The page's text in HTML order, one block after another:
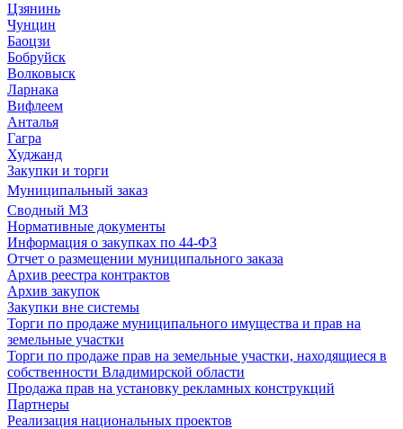
Цзянинь
Чунцин
Баоцзи
Бобруйск
Волковыск
Ларнака
Вифлеем
Анталья
Гагра
Худжанд
Закупки и торги
Муниципальный заказ
Сводный МЗ
Нормативные документы
Информация о закупках по 44-ФЗ
Отчет о размещении муниципального заказа
Архив реестра контрактов
Архив закупок
Закупки вне системы
Торги по продаже муниципального имущества и прав на
земельные участки
Торги по продаже прав на земельные участки, находящиеся в
собственности Владимирской области
Продажа прав на установку рекламных конструкций
Партнеры
Реализация национальных проектов